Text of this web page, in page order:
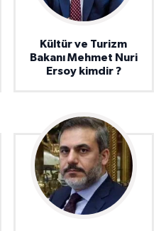
Kültür ve Turizm
Bakanı Mehmet Nuri
Ersoy kimdir ?